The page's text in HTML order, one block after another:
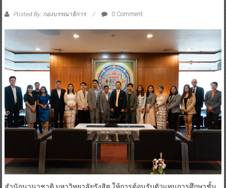
Posted By: กองบรรณาธิการ 0 Comment